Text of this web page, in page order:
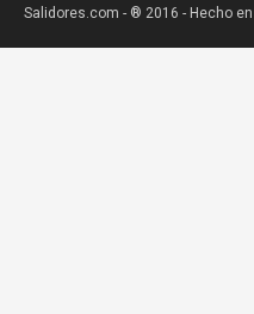
Salidores.com - ® 2016 - Hecho